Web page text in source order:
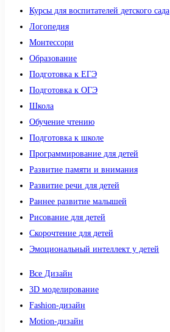
Курсы для воспитателей детского сада
Логопедия
Монтессори
Образование
Подготовка к ЕГЭ
Подготовка к ОГЭ
Школа
Обучение чтению
Подготовка к школе
Программирование для детей
Развитие памяти и внимания
Развитие речи для детей
Раннее развитие малышей
Рисование для детей
Скорочтение для детей
Эмоциональный интеллект у детей
Все Дизайн
3D моделирование
Fashion-дизайн
Motion-дизайн